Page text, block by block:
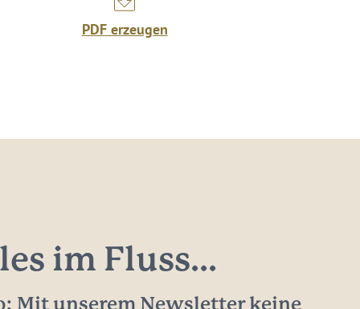
PDF erzeugen
im Fluss...